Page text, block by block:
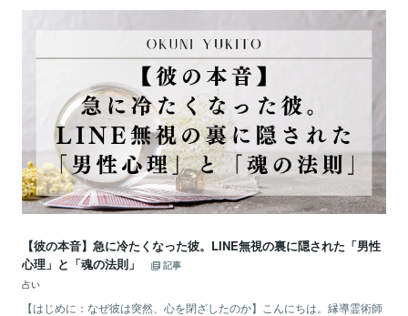
【彼の本音】急に冷たくなった彼。LINE無視の裏に隠された「男性
心理」と「魂の法則」
記事
占い
【はじめに：なぜ彼は突然、心を閉ざしたのか】こんにちは。縁導霊術師